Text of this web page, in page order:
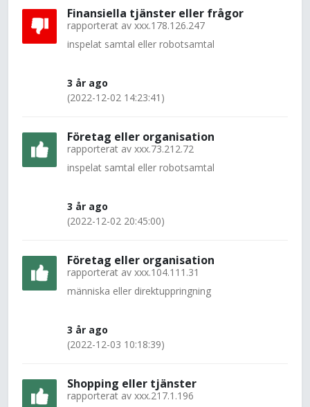
Finansiella tjänster eller frågor
rapporterat av xxx.178.126.247
inspelat samtal eller robotsamtal
3 år ago
(2022-12-02 14:23:41)
Företag eller organisation
rapporterat av xxx.73.212.72
inspelat samtal eller robotsamtal
3 år ago
(2022-12-02 20:45:00)
Företag eller organisation
rapporterat av xxx.104.111.31
människa eller direktuppringning
3 år ago
(2022-12-03 10:18:39)
Shopping eller tjänster
rapporterat av xxx.217.1.196